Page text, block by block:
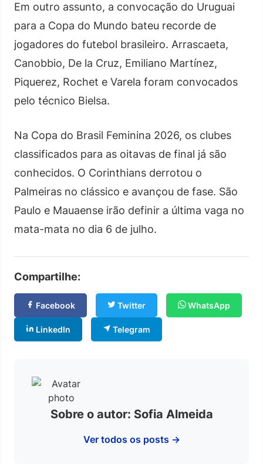
Em outro assunto, a convocação do Uruguai
para a Copa do Mundo bateu recorde de
jogadores do futebol brasileiro. Arrascaeta,
Canobbio, De la Cruz, Emiliano Martínez,
Piquerez, Rochet e Varela foram convocados
pelo técnico Bielsa.
Na Copa do Brasil Feminina 2026, os clubes
classificados para as oitavas de final já são
conhecidos. O Corinthians derrotou o
Palmeiras no clássico e avançou de fase. São
Paulo e Mauaense irão definir a última vaga no
mata-mata no dia 6 de julho.
Compartilhe:
Facebook Twitter WhatsApp
LinkedIn Telegram
Sobre o autor: Sofia Almeida
Ver todos os posts →